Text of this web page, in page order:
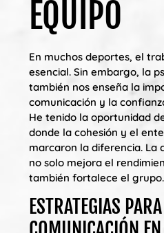
EQUIPO
En muchos deportes, el
esencial. Sin embargo, la
también nos enseña la
comunicación y la
He tenido la oportunidad
donde la cohesión y el
marcaron la diferencia. La
no solo mejora el
también fortalece el grupo.
ESTRATEGIAS